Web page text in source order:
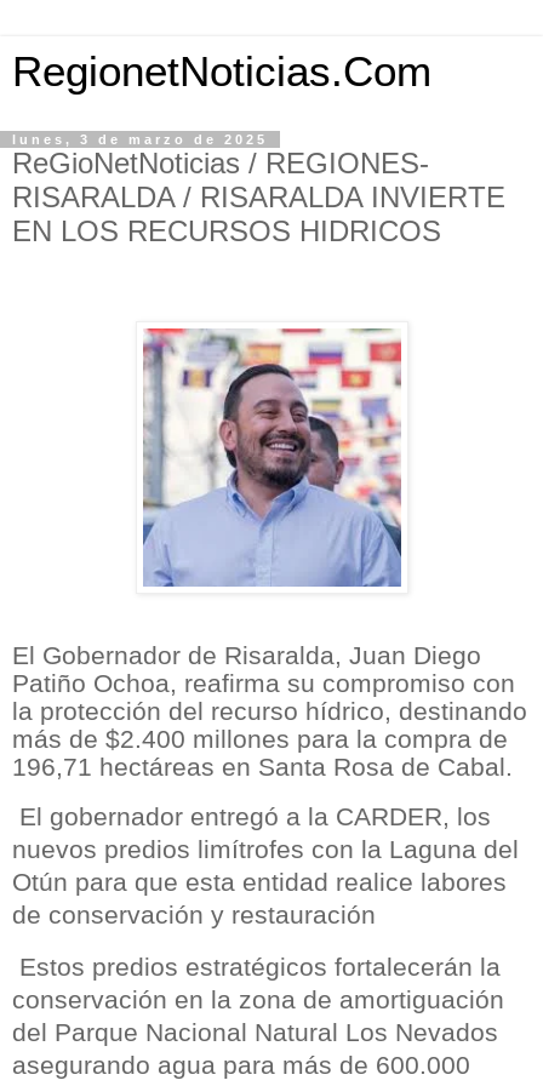
RegionetNoticias.Com
lunes, 3 de marzo de 2025
ReGioNetNoticias / REGIONES-
RISARALDA / RISARALDA INVIERTE
EN LOS RECURSOS HIDRICOS
El Gobernador de Risaralda, Juan Diego
Patiño Ochoa, reafirma su compromiso con
la protección del recurso hídrico, destinando
más de $2.400 millones para la compra de
196,71 hectáreas en Santa Rosa de Cabal.
El gobernador entregó a la CARDER, los
nuevos predios limítrofes con la Laguna del
Otún para que esta entidad realice labores
de conservación y restauración
Estos predios estratégicos fortalecerán la
conservación en la zona de amortiguación
del Parque Nacional Natural Los Nevados
asegurando agua para más de 600.000